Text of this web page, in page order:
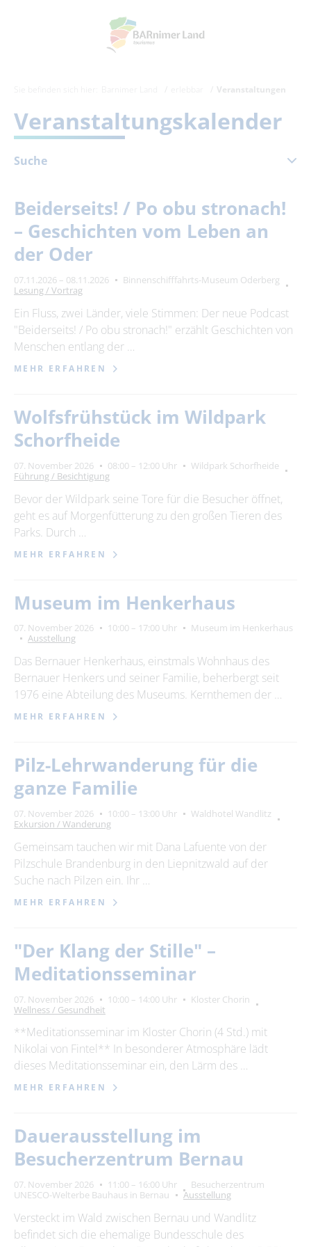
Veranstaltungen
Veranstaltungskalender
Suche
November 2026
Mo Di Mi Do Fr Sa So
2
3
9
10 11 12 13 14
15
16
17 18 19 20 21
22
23
24 25 26 27 28
29
Zeitraum
von
bis
Kategorie
Suchbegriff
bitte wählen
Ort
Beiderseits! / Po obu stronach!
– Geschichten vom Leben an
der Oder
07.11.2026 – 08.11.2026
Binnenschifffahrts-Museum Oderberg
Lesung / Vortrag
Ein Fluss, zwei Länder, viele Stimmen: Der neue Podcast
"Beiderseits! / Po obu stronach!" erzählt Geschichten von
Menschen entlang der …
MEHR ERFAHREN
Wolfsfrühstück im Wildpark
Schorfheide
07. November 2026 08:00 – 12:00 Uhr
Wildpark Schorfheide
Führung / Besichtigung
Bevor der Wildpark seine Tore für die Besucher öffnet,
geht es auf Morgenfütterung zu den großen Tieren des
Parks. Durch …
MEHR ERFAHREN
Museum im Henkerhaus
07. November 2026 10:00 – 17:00 Uhr
Museum im Henkerhaus
Ausstellung
Das Bernauer Henkerhaus, einstmals Wohnhaus des
Bernauer Henkers und seiner Familie, beherbergt seit
1976 eine Abteilung des Museums. Kernthemen der …
MEHR ERFAHREN
Pilz-Lehrwanderung für die
ganze Familie
07. November 2026 10:00 – 13:00 Uhr
Waldhotel Wandlitz
Exkursion / Wanderung
Gemeinsam tauchen wir mit Dana Lafuente von der
Pilzschule Brandenburg in den Liepnitzwald auf der
Suche nach Pilzen ein. Ihr …
MEHR ERFAHREN
"Der Klang der Stille" –
Meditationsseminar
07. November 2026 10:00 – 14:00 Uhr
Kloster Chorin
Wellness / Gesundheit
**Meditationsseminar im Kloster Chorin (4 Std.) mit
Nikolai von Fintel** In besonderer Atmosphäre lädt
dieses Meditationsseminar ein, den Lärm des …
MEHR ERFAHREN
Dauerausstellung im
Besucherzentrum Bernau
07. November 2026 11:00 – 16:00 Uhr
Besucherzentrum
UNESCO-Welterbe Bauhaus in Bernau
Ausstellung
Versteckt im Wald zwischen Bernau und Wandlitz
befindet sich die ehemalige Bundesschule des